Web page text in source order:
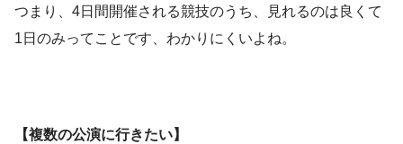
つまり、4日間開催される競技のうち、見れるのは良くて
1日のみってことです、わかりにくいよね。
【複数の公演に行きたい】